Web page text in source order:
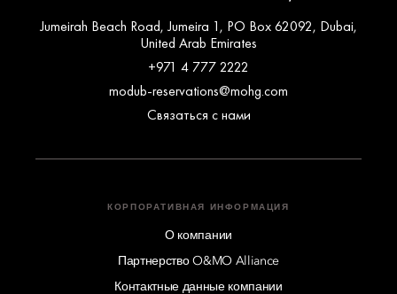
Jumeirah Beach Road, Jumeira 1, PO Box 62092, Dubai,
United Arab Emirates
+971 4 777 2222
modub-reservations@mohg.com
Связаться с нами
КОРПОРАТИВНАЯ ИНФОРМАЦИЯ
О компании
Партнерство O&MO Alliance
Контактные данные компании